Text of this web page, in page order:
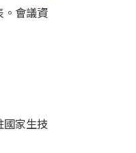
。會議資
國家生技